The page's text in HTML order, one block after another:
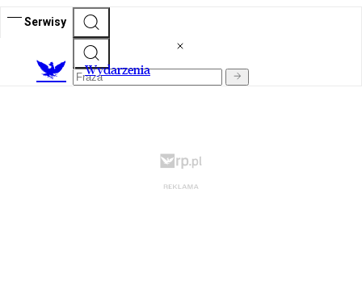
Serwisy
Wydarzenia